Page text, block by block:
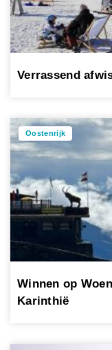
Verrassend
Oostenrijk
Winnen op
Karinthië